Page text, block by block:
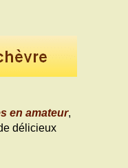
en amateur,
délicieux